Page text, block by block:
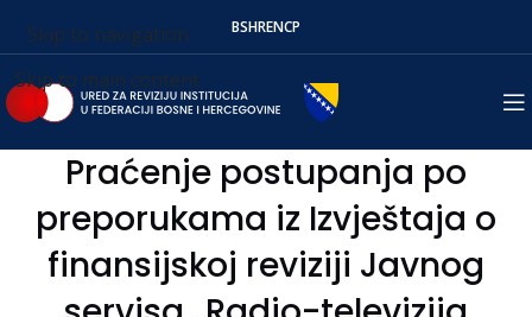
Skip to navigation
Skip to main content
BSHRENСР
Praćenje postupanja po
preporukama iz Izvještaja o
finansijskoj reviziji Javnog